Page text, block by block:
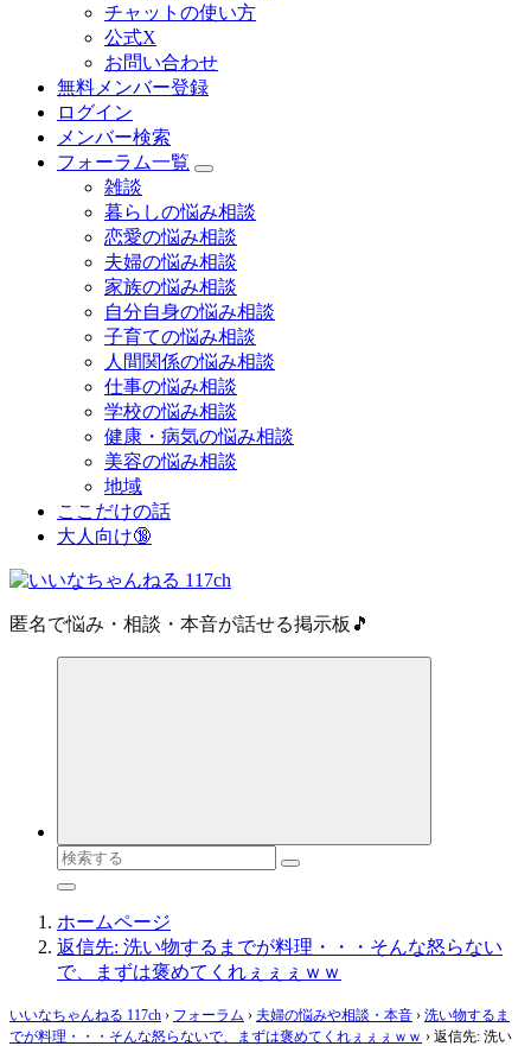
チャットの使い方
公式X
お問い合わせ
無料メンバー登録
ログイン
メンバー検索
フォーラム一覧
雑談
暮らしの悩み相談
恋愛の悩み相談
夫婦の悩み相談
家族の悩み相談
自分自身の悩み相談
子育ての悩み相談
人間関係の悩み相談
仕事の悩み相談
学校の悩み相談
健康・病気の悩み相談
美容の悩み相談
地域
ここだけの話
大人向け🔞
匿名で悩み・相談・本音が話せる掲示板🎵
検
索
象:
ホームページ
返信先: 洗い物するまでが料理・・・そんな怒らない
で、まずは褒めてくれぇぇぇｗｗ
いいなちゃんねる 117ch › フォーラム › 夫婦の悩みや相談・本音 › 洗い物するま
でが料理・・・そんな怒らないで、まずは褒めてくれぇぇぇｗｗ › 返信先: 洗い